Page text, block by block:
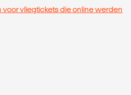
vliegtickets die online werden